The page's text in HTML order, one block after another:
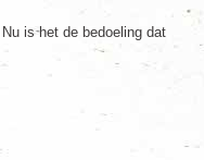
is het de bedoeling dat